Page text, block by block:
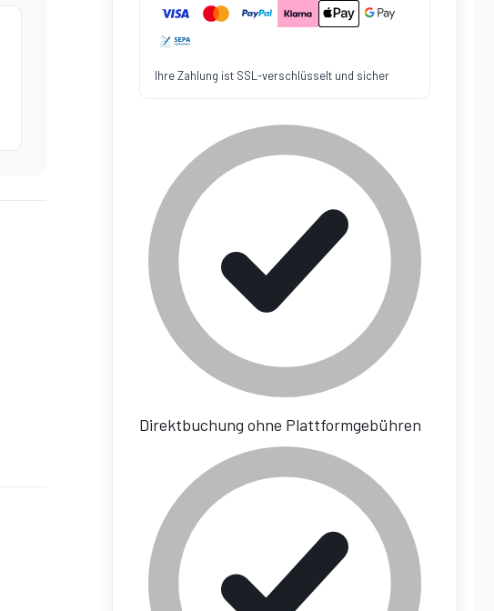
Ihre Zahlung ist SSL-verschlüsselt und sicher
Direktbuchung ohne Plattformgebühren